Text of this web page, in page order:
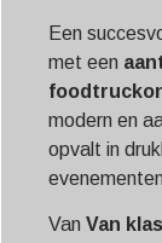
Een
met een
modern en
opvalt in
Van Van